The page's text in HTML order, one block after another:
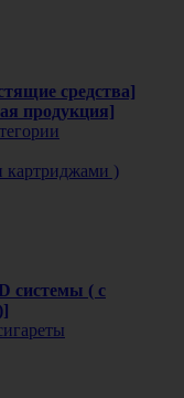
средства]
продукция]
картриджами )
системы ( с